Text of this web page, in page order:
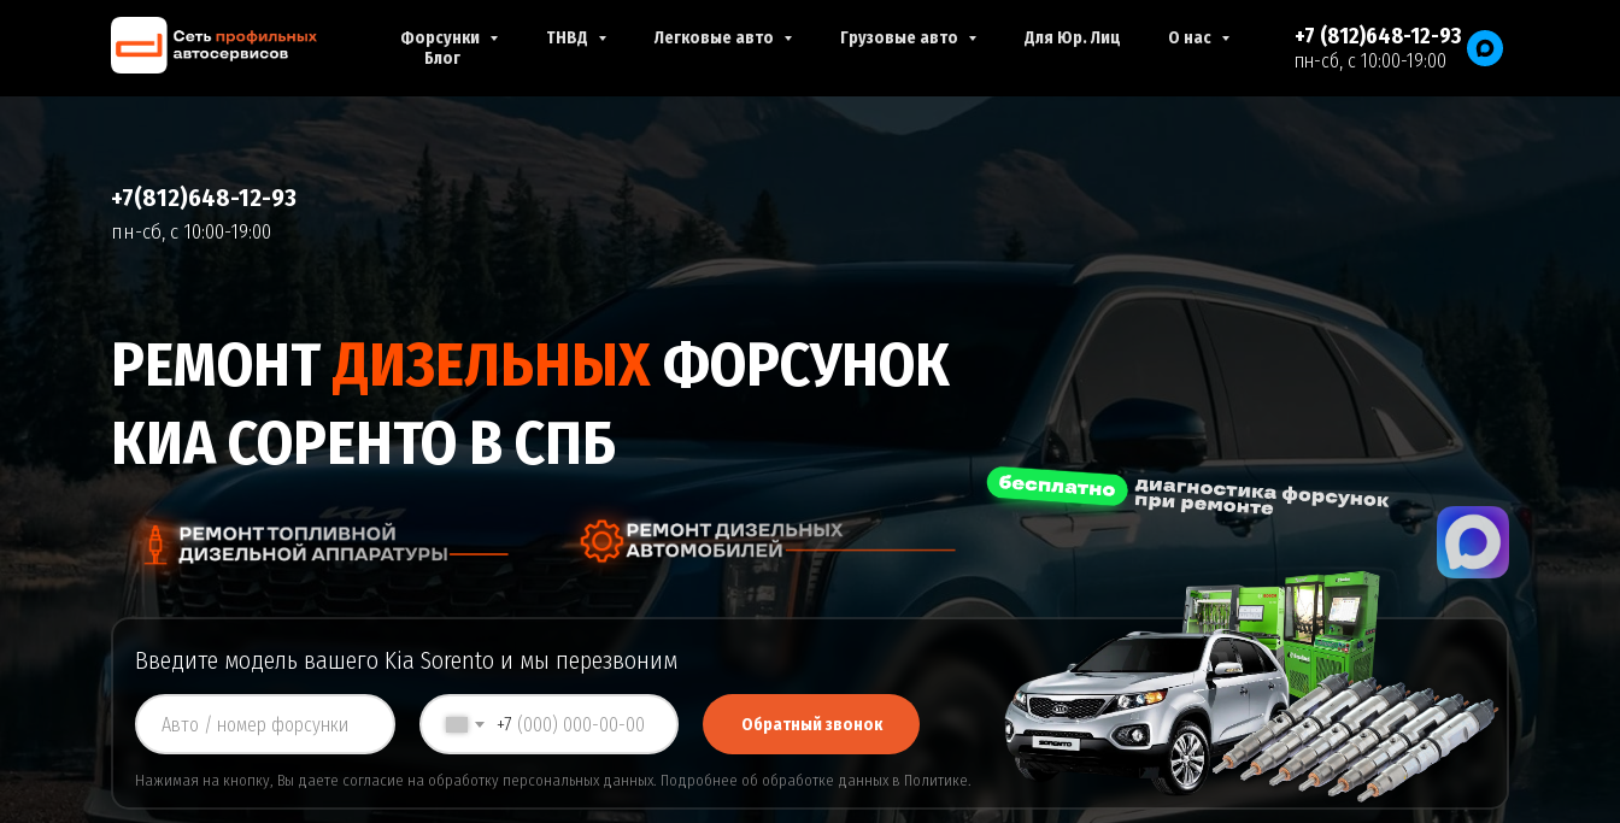
Форсунки ТНВД Легковые авто Грузовые авто Для Юр. Лиц
О нас
Блог
+7 (812)648-12-93
пн-сб, с 10:00-19:00
пн-cб, с 10:00-19:00
+7(812)648-12-93
РЕМОНТДИЗЕЛЬНЫХФОРСУНОК
КИА СОРЕНТО В СПБ
+7 Обратный звонок
Введите модель вашего Kia Sorento и мы перезвоним
Нажимая на кнопку, Вы даете согласие на обработку персональных данных. Подробнее об обработке данных в Политике.